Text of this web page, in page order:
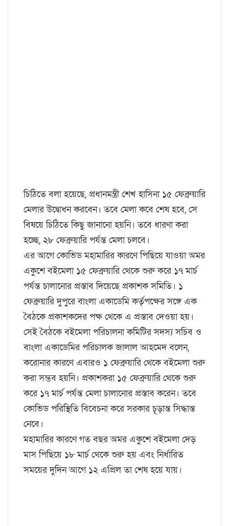
চিঠিতে বলা হয়েছে, প্রধানমন্ত্রী শেখ হাসিনা ১৫ ফেব্রুয়ারি
মেলার উদ্বোধন করবেন। তবে মেলা কবে শেষ হবে, সে
বিষয়ে চিঠিতে কিছু জানানো হয়নি। তবে ধারণা করা
হচ্ছে, ২৮ ফেব্রুয়ারি পর্যন্ত মেলা চলবে।
এর আগে কোভিড মহামারির কারণে পিছিয়ে যাওয়া অমর
একুশে বইমেলা ১৫ ফেব্রুয়ারি থেকে শুরু করে ১৭ মার্চ
পর্যন্ত চালানোর প্রস্তাব দিয়েছে প্রকাশক সমিতি। ১
ফেব্রুয়ারি দুপুরে বাংলা একাডেমি কর্তৃপক্ষের সঙ্গে এক
বৈঠকে প্রকাশকদের পক্ষ থেকে এ প্রস্তাব দেওয়া হয়।
সেই বৈঠকে বইমেলা পরিচালনা কমিটির সদস্য সচিব ও
বাংলা একাডেমির পরিচালক জালাল আহমেদ বলেন,
করোনার কারণে এবারও ১ ফেব্রুয়ারি থেকে বইমেলা শুরু
করা সম্ভব হয়নি। প্রকাশকরা ১৫ ফেব্রুয়ারি থেকে শুরু
করে ১৭ মার্চ পর্যন্ত মেলা চালানোর প্রস্তাব করেন। তবে
কোভিড পরিস্থিতি বিবেচনা করে সরকার চূড়ান্ত সিদ্ধান্ত
নেবে।
মহামারির কারণে গত বছর অমর একুশে বইমেলা দেড়
মাস পিছিয়ে ১৮ মার্চ থেকে শুরু হয় এবং নির্ধারিত
সময়ের দুদিন আগে ১২ এপ্রিল তা শেষ হয়ে যায়।